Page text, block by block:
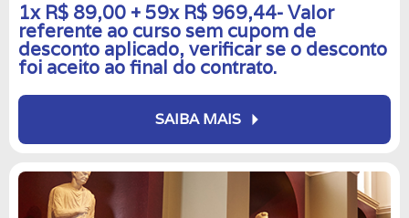
1x R$ 89,00 + 59x R$ 969,44- Valor
referente ao curso sem cupom de
desconto aplicado, verificar se o desconto
foi aceito ao final do contrato.
SAIBA MAIS arrow_right